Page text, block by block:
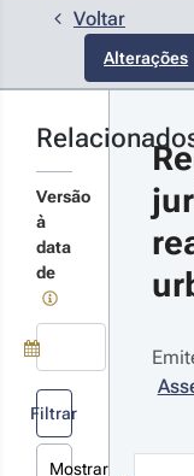
Voltar
Alterações
- 1.ª
nível de
prédios
ou
para
efeitos
em
de
de
e de
14
2012
Versão
à
data
de
Use a tecla de seta
Filtrar
Mostrar